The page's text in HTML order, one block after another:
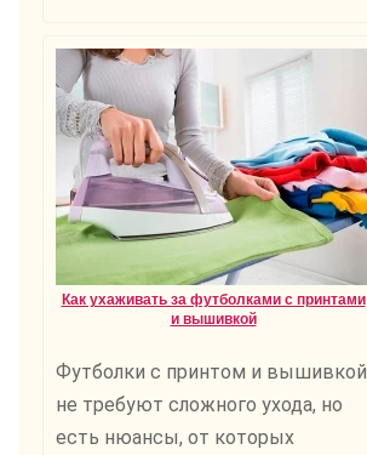
Как ухаживать за футболками с принтами
и вышивкой
Футболки с принтом и вышивкой
не требуют сложного ухода, но
есть нюансы, от которых